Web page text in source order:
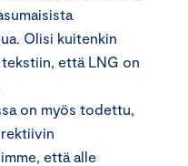
Olisi kuitenkin
että LNG on
on myös todettu,
että alle